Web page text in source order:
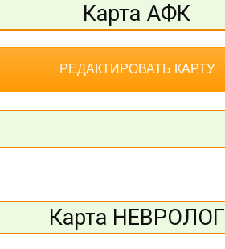
Карта АФК
РЕДАКТИРОВАТЬ КАРТУ
Карта НЕВРОЛОГ